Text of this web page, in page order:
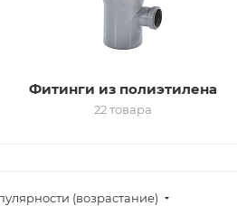
Фитинги из полиэтилена
22 товара
(возрастание)